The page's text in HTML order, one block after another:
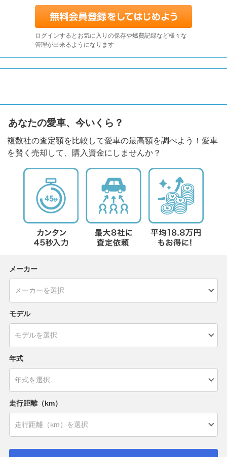
ログインするとお気に入りの保存や燃費記録など様々な
管理が出来るようになります
あなたの愛車、今いくら？
複数社の査定額を比較して愛車の最高額を調べよう！愛車
を賢く売却して、購入資金にしませんか？
メーカー
モデル
年式
走行距離（km）